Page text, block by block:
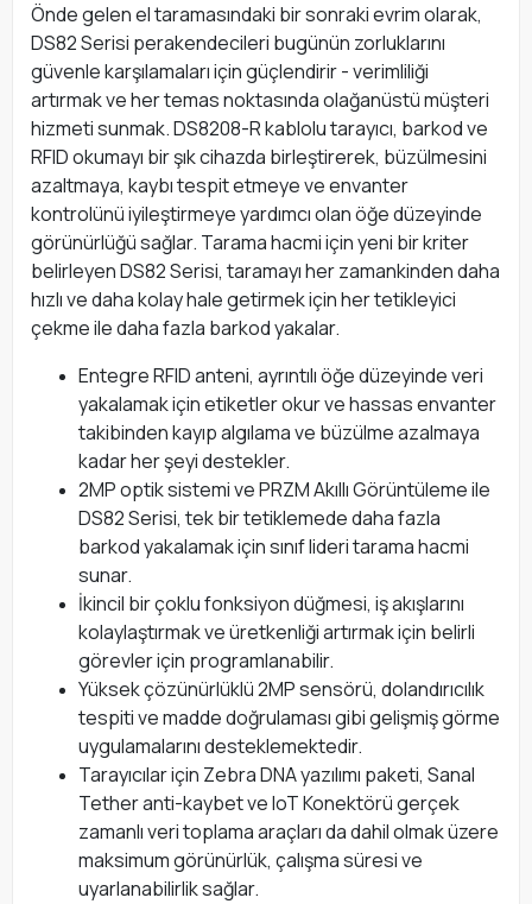
Önde gelen el taramasındaki bir sonraki evrim olarak,
DS82 Serisi perakendecileri bugünün zorluklarını
güvenle karşılamaları için güçlendirir - verimliliği
artırmak ve her temas noktasında olağanüstü müşteri
hizmeti sunmak. DS8208-R kablolu tarayıcı, barkod ve
RFID okumayı bir şık cihazda birleştirerek, büzülmesini
azaltmaya, kaybı tespit etmeye ve envanter
kontrolünü iyileştirmeye yardımcı olan öğe düzeyinde
görünürlüğü sağlar. Tarama hacmi için yeni bir kriter
belirleyen DS82 Serisi, taramayı her zamankinden daha
hızlı ve daha kolay hale getirmek için her tetikleyici
çekme ile daha fazla barkod yakalar.
Entegre RFID anteni, ayrıntılı öğe düzeyinde veri
yakalamak için etiketler okur ve hassas envanter
takibinden kayıp algılama ve büzülme azalmaya
kadar her şeyi destekler.
2MP optik sistemi ve PRZM Akıllı Görüntüleme ile
DS82 Serisi, tek bir tetiklemede daha fazla
barkod yakalamak için sınıf lideri tarama hacmi
sunar.
İkincil bir çoklu fonksiyon düğmesi, iş akışlarını
kolaylaştırmak ve üretkenliği artırmak için belirli
görevler için programlanabilir.
Yüksek çözünürlüklü 2MP sensörü, dolandırıcılık
tespiti ve madde doğrulaması gibi gelişmiş görme
uygulamalarını desteklemektedir.
Tarayıcılar için Zebra DNA yazılımı paketi, Sanal
Tether anti-kaybet ve IoT Konektörü gerçek
zamanlı veri toplama araçları da dahil olmak üzere
maksimum görünürlük, çalışma süresi ve
uyarlanabilirlik sağlar.